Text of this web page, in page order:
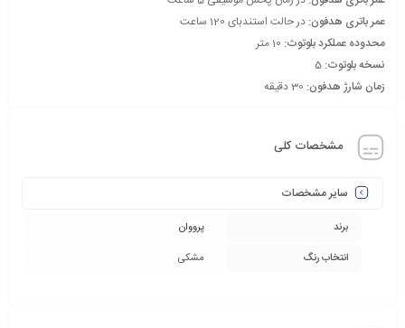
عمر باتری هدفون: در حالت استندبای 120 ساعت
محدوده عملکرد بلوتوث:
نسخه بلوتوث:
زمان شارژ هدفون:
مشخصات کلی
سایر مشخصات
برند
پرووان
انتخاب رنگ
مشکی